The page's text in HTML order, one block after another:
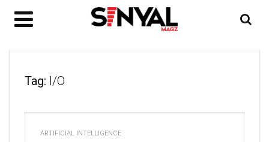
Tag: I/O
ARTIFICIAL INTELLIGENCE